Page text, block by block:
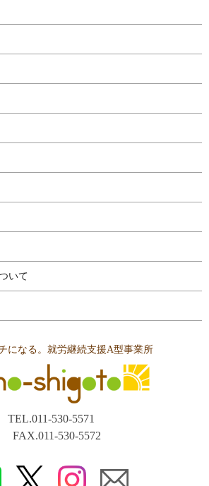
いて
になる。就労継続支援A型事業所
TEL.011-530-5571
FAX.011-530-5572